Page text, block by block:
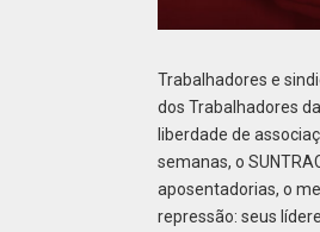
Trabalhadores e
dos Trabalhadores
liberdade de
semanas, o
aposentadorias, o
repressão: seus